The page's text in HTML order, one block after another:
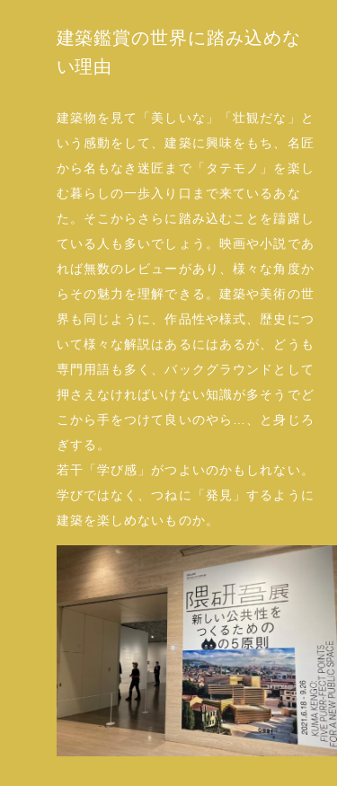
建築鑑賞の世界に踏み込めな
い理由
建築物を見て「美しいな」「壮観だな」と
いう感動をして、建築に興味をもち、名匠
から名もなき迷匠まで「タテモノ」を楽し
む暮らしの一歩入り口まで来ているあな
た。そこからさらに踏み込むことを躊躇し
ている人も多いでしょう。映画や小説であ
れば無数のレビューがあり、様々な角度か
らその魅力を理解できる。建築や美術の世
界も同じように、作品性や様式、歴史につ
いて様々な解説はあるにはあるが、どうも
専門用語も多く、バックグラウンドとして
押さえなければいけない知識が多そうでど
こから手をつけて良いのやら…、と身じろ
ぎする。
若干「学び感」がつよいのかもしれない。
学びではなく、つねに「発見」するように
建築を楽しめないものか。